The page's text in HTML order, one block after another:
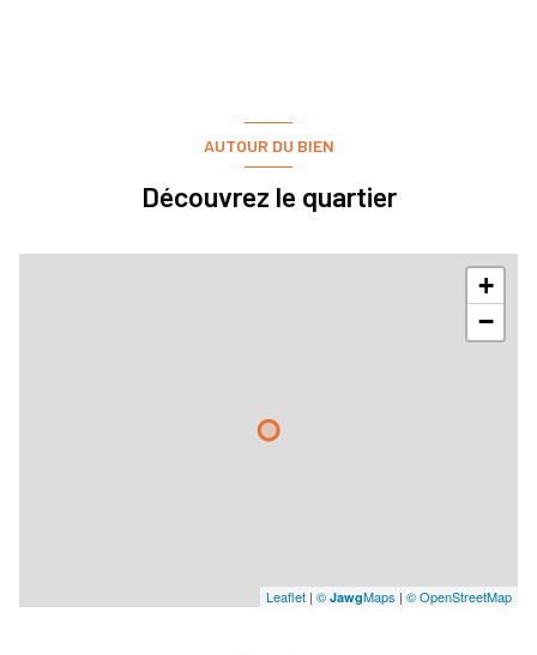
AUTOUR DU BIEN
Découvrez le quartier
+
−
Leaflet | © JawgMaps | © OpenStreetMap